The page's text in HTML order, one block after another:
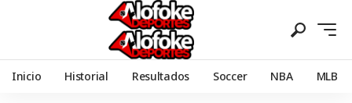
Inicio Historial Resultados Soccer NBA MLB